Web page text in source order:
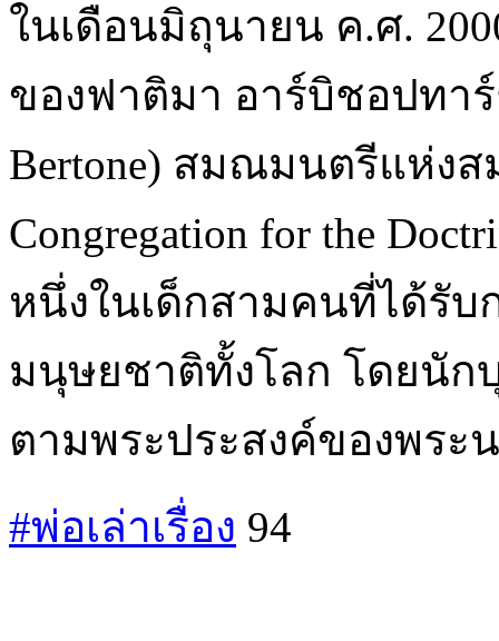
ในเดือนมิถุนายน ค.ศ.
ของฟาติมา อาร์บิชอปทาร์
Bertone) สมณมนตรีแห่งส
Congregation for the
หนึ่งในเด็กสามคนที่ได้รั
มนุษยชาติทั้งโลก โดยนัก
ตามพระประสงค์ของพระ
#พ่อเล่าเรื่อง 94